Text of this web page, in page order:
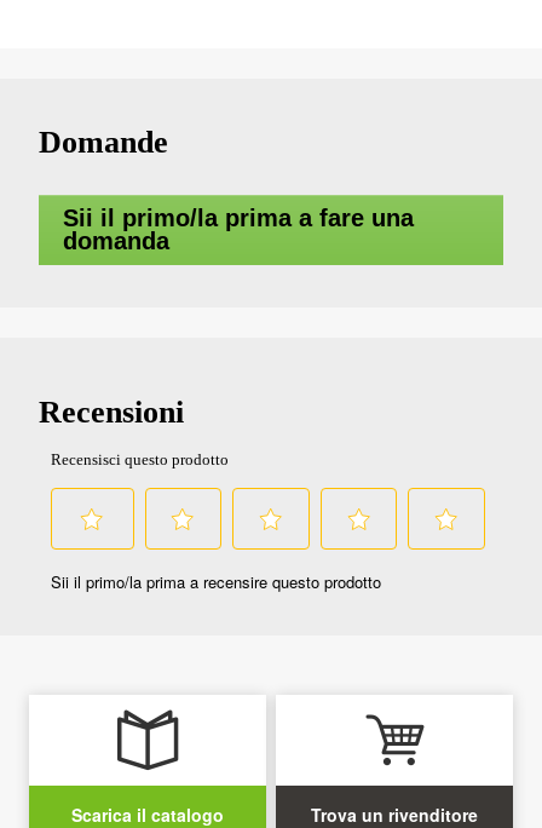
Domande
Sii il primo/la prima a fare una
domanda
Scarica il catalogo Trova un rivenditore